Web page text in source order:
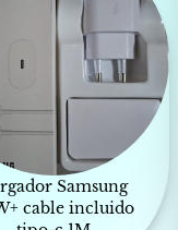
Samsung
cable incluido